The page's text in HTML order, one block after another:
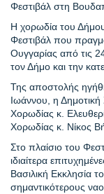
Φεστιβάλ στη
Η χορωδία του
Φεστιβάλ που
Ουγγαρίας από τις
τον Δήμο και την
Της αποστολής
Ιωάννου, η
Χορωδίας κ.
Χορωδίας κ. Νίκος
Στο πλαίσιο του
ιδιαίτερα
Βασιλική Εκκλησία
σημαντικότερους